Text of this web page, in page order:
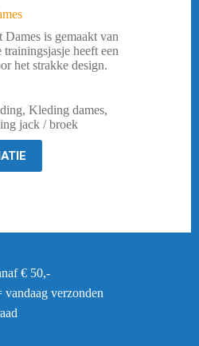
is gemaakt van
heeft een
het strakke design.
, Kleding dames,
jack / broek
€ 50,-
vandaag verzonden